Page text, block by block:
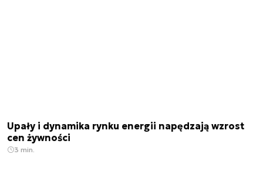
Upały i dynamika rynku energii napędzają wzrost
cen żywności
3 min.